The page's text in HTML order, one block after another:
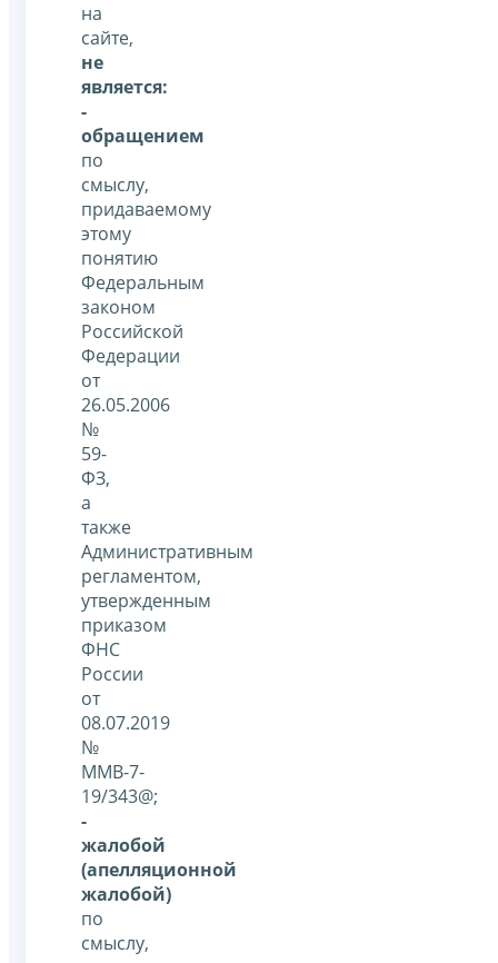
на
сайте,
не
является:
-
обращением
по
смыслу,
придаваемому
этому
понятию
Федеральным
законом
Российской
Федерации
от
26.05.2006
№
59-
ФЗ,
а
также
Административным
регламентом,
утвержденным
приказом
ФНС
России
от
08.07.2019
№
ММВ-7-
19/343@;
-
жалобой
(апелляционной
жалобой)
по
смыслу,